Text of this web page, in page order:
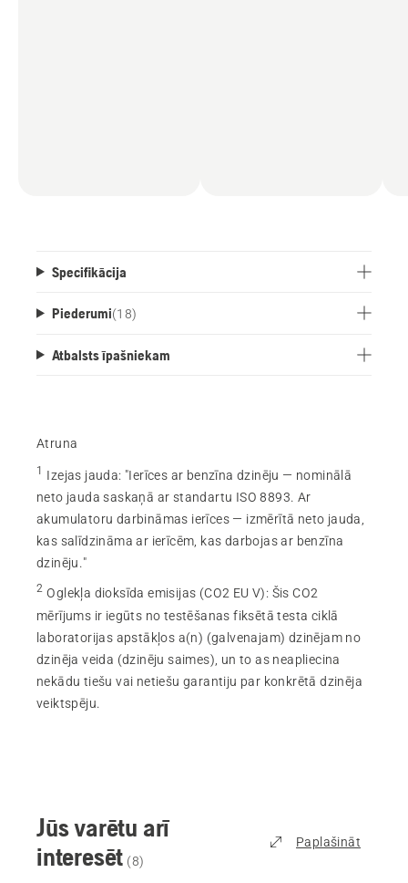
Specifikācija
Piederumi(18)
Atbalsts īpašniekam
Atruna
1 Izejas jauda: "Ierīces ar benzīna dzinēju — nominālā
neto jauda saskaņā ar standartu ISO 8893. Ar
akumulatoru darbināmas ierīces — izmērītā neto jauda,
kas salīdzināma ar ierīcēm, kas darbojas ar benzīna
dzinēju."
2 Oglekļa dioksīda emisijas (CO2 EU V): Šis CO2
mērījums ir iegūts no testēšanas fiksētā testa ciklā
laboratorijas apstākļos a(n) (galvenajam) dzinējam no
dzinēja veida (dzinēju saimes), un to as neapliecina
nekādu tiešu vai netiešu garantiju par konkrētā dzinēja
veiktspēju.
Jūs varētu arī
interesēt (8)
Paplašināt